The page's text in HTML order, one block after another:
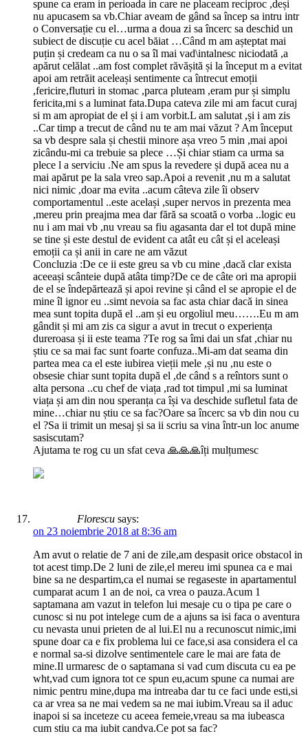
spune ca eram in perioada in care ne placeam reciproc ,deși
nu apucasem sa vb.Chiar aveam de gând sa încep sa intru intr
o Conversație cu el…urma a doua zi sa încerc sa deschid un
subiect de discuție cu acel băiat …Când m am așteptat mai
puțin și credeam ca nu o sa îl mai vad\intalnesc niciodată ,a
apărut celălat ..am fost complet răvășită și la început m a evitat
apoi am retrăit aceleași sentimente ca întrecut emoții
,fericire,fluturi in stomac ,parca pluteam ,eram pur și simplu
fericita,mi s a luminat fata.Dupa cateva zile mi am facut curaj
si m am apropiat de el și i am vorbit.L am salutat ,și i am zis
..Car timp a trecut de când nu te am mai văzut ? Am început
sa vb despre sala și chestii minore așa vreo 5 min ,mai apoi
zicându-mi ca trebuie sa plece …Și chiar stiam ca urma sa
plece l a serviciu .Ne am spus la revedere și după acea nu a
mai apărut pe la sala vreo sap.Apoi a revenit ,nu m a salutat
nici nimic ,doar ma evita ..acum câteva zile îi observ
comportamentul ..este același ,super nervos in prezenta mea
,mereu prin preajma mea dar fără sa scoată o vorba ..logic eu
nu i am mai vb ,nu vreau sa fiu agasanta dar el tot după mine
se tine și este destul de evident ca atât eu cât și el aceleași
emoții ca și anii in care ne am văzut
Concluzia :De ce ii este greu sa vb cu mine ,dacă clar exista
aceeași scânteie după atâta timp?De ce de câte ori ma apropii
de el se îndepărtează și apoi revine și când el se apropie el de
mine îl ignor eu ..simt nevoia sa fac asta chiar dacă in sinea
mea sunt topita după el ..am și eu orgoliul meu…….Eu m am
gândit și mi am zis ca sigur a avut in trecut o experiența
dureroasa și ii este teama ?Te rog sa îmi dai un sfat ,chiar nu
știu ce sa mai fac sunt foarte confuza..Mi-am dat seama din
partea mea ca el este iubirea vieții mele ,și nu ,nu este o
obsesie chiar sunt topita după el ,de când s a reîntors sunt o
alta persona ..cu chef de viața ,rad tot timpul ,mi sa luminat
viața și am din nou speranța ca își va deschide sufletul fata de
mine…chiar nu știu ce sa fac?Oare sa încerc sa vb din nou cu
el ?Sa ii trimit un mesaj și sa ii scriu sa vina într-un loc anume
sasiscutam?
Ajutama te rog cu un sfat ceva 🙏🙏🙏îți mulțumesc
Florescu says:
on 23 noiembrie 2018 at 8:36 am
Am avut o relatie de 7 ani de zile,am despasit orice obstacol in
tot acest timp.De 2 luni de zile,el mereu imi spunea ca e mai
bine sa ne despartim,ca el numai se regaseste in apartamentul
cumparat acum 1 an de noi, ca vrea o pauza.Acum 1
saptamana am vazut in telefon lui mesaje cu o tipa pe care o
cunosc si nu pot intelege cum de a ajuns sa isi faca o aventura
cu nevasta unui prieten de al lui.El nu a recunoscut nimic,imi
spune doar ca e fix problema lui ce face,si asa considera el ca
e normal sa-si dizolve sentimentele care le mai are fata de
mine.Il urmaresc de o saptamana si vad cum discuta cu ea pe
wht,vad cum ignora tot ce spun eu,acum spune ca numai are
nimic pentru mine,dupa ma intreaba dar tu ce faci unde esti,si
ca ar vrea sa ne mai vedem sa ne mai iubim.Vreau sa il aduc
inapoi si sa inceteze cu aceea femeie,vreau sa ma iubeasca
cum stiu ca ma iubit candva.Ce pot sa fac?